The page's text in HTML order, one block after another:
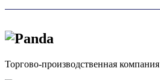
Торгово-производственная компания